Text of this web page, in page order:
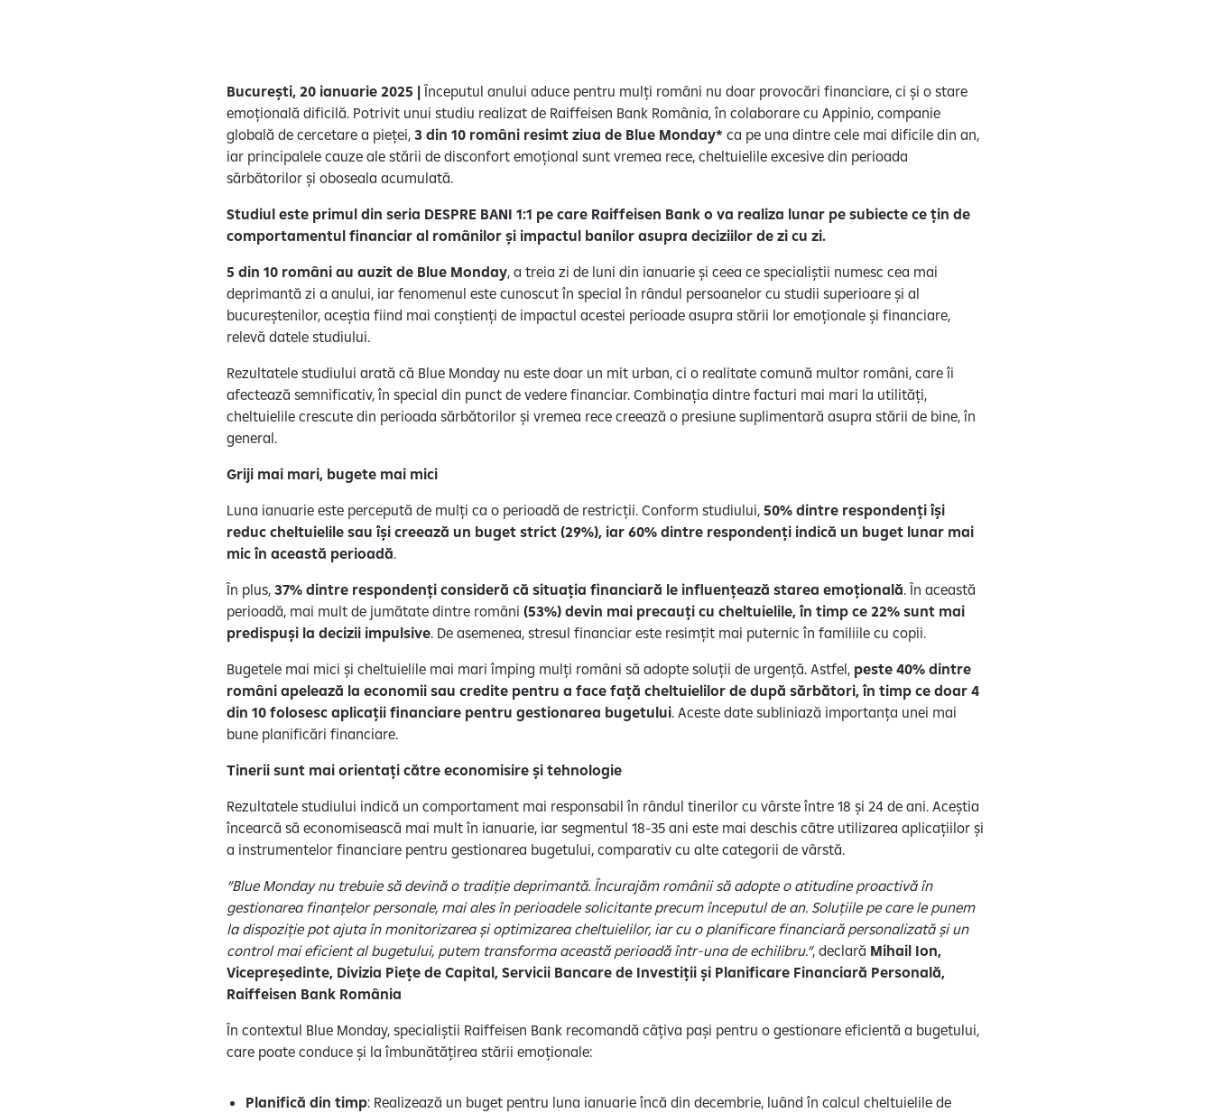
București, 20 ianuarie 2025 |Începutul anului aduce pentru mulți români nu doar provocări financiare, ci și o stare
emoțională dificilă. Potrivit unui studiu realizat de Raiffeisen Bank România, în colaborare cu Appinio, companie
globală de cercetare a pieței,3 din 10 români resimt ziua de Blue Monday* ca pe una dintre cele mai dificile din an,
iar principalele cauze ale stării de disconfort emoțional sunt vremea rece, cheltuielile excesive din perioada
sărbătorilor și oboseala acumulată.
Studiul este primul din seria DESPRE BANI 1:1 pe care Raiffeisen Bank o va realiza lunar pe subiecte ce țin de
comportamentul financiar al românilor și impactul banilor asupra deciziilor de zi cu zi.
5 din 10 români au auzit de Blue Monday, a treia zi de luni din ianuarie și ceea ce specialiștii numesc cea mai
deprimantă zi a anului, iar fenomenul este cunoscut în special în rândul persoanelor cu studii superioare și al
bucureștenilor, aceștia fiind mai conștienți de impactul acestei perioade asupra stării lor emoționale și financiare,
relevă datele studiului.
Rezultatele studiului arată că Blue Monday nu este doar un mit urban, ci o realitate comună multor români, care îi
afectează semnificativ, în special din punct de vedere financiar. Combinația dintre facturi mai mari la utilități,
cheltuielile crescute din perioada sărbătorilor și vremea rece creează o presiune suplimentară asupra stării de bine, în
general.
Griji mai mari, bugete mai mici
Luna ianuarie este percepută de mulți ca o perioadă de restricții. Conform studiului,50% dintre respondenți își
reduc cheltuielile sau își creează un buget strict (29%), iar 60% dintre respondenți indică un buget lunar mai
mic în această perioadă.
În plus,37% dintre respondenți consideră că situația financiară le influențează starea emoțională. În această
perioadă, mai mult de jumătate dintre români(53%) devin mai precauți cu cheltuielile, în timp ce 22% sunt mai
predispuși la decizii impulsive. De asemenea, stresul financiar este resimțit mai puternic în familiile cu copii.
Bugetele mai mici și cheltuielile mai mari împing mulți români să adopte soluții de urgență. Astfel, peste 40% dintre
români apelează la economii sau credite pentru a face față cheltuielilor de după sărbători, în timp ce doar 4
din 10 folosesc aplicații financiare pentru gestionarea bugetului. Aceste date subliniază importanța unei mai
bune planificări financiare.
Tinerii sunt mai orientați către economisire și tehnologie
Rezultatele studiului indică un comportament mai responsabil în rândul tinerilor cu vârste între 18 și 24 de ani. Aceștia
încearcă să economisească mai mult în ianuarie, iar segmentul 18-35 ani este mai deschis către utilizarea aplicațiilor și
a instrumentelor financiare pentru gestionarea bugetului, comparativ cu alte categorii de vârstă.
”Blue Monday nu trebuie să devină o tradiție deprimantă. Încurajăm românii să adopte o atitudine proactivă în
gestionarea finanțelor personale, mai ales în perioadele solicitante precum începutul de an. Soluțiile pe care le punem
la dispoziție pot ajuta în monitorizarea și optimizarea cheltuielilor, iar cu o planificare financiară personalizată și un
control mai eficient al bugetului, putem transforma această perioadă într-una de echilibru.”, declară Mihail Ion,
Vicepreședinte, Divizia Piețe de Capital, Servicii Bancare de Investiții și Planificare Financiară Personală,
Raiffeisen Bank România
În contextul Blue Monday, specialiștii Raiffeisen Bank recomandă câțiva pași pentru o gestionare eficientă a bugetului,
care poate conduce și la îmbunătățirea stării emoționale:
Planifică din timp: Realizează un buget pentru luna ianuarie încă din decembrie, luând în calcul cheltuielile de